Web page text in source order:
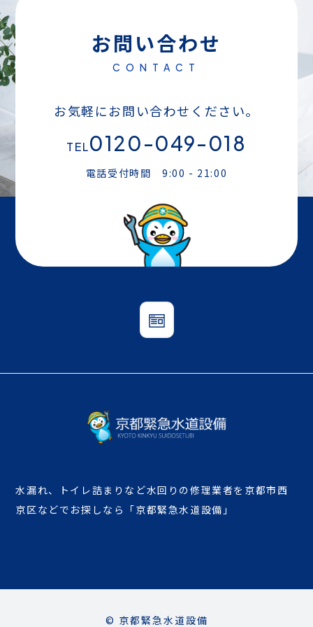
お問い合わせ
CONTACT
お気軽にお問い合わせください。
TEL0120-049-018
水漏れ、トイレ詰まりなど水回りの修理業者を京都市西
京区などでお探しなら「京都緊急水道設備」
© 京都緊急水道設備